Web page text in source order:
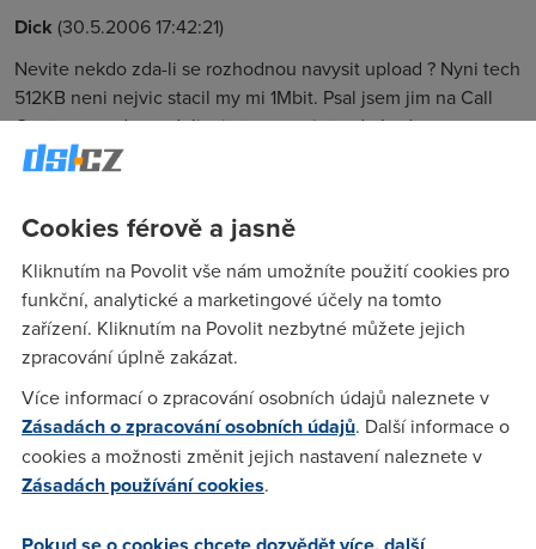
Dick (30.5.2006 17:42:21)
Nevite nekdo zda-li se rozhodnou navysit upload ? Nyni tech
512KB neni nejvic stacil my mi 1Mbit. Psal jsem jim na Call
Centrum a odpovedeli mi stroze ze je to do budoucna
mozny ze rychlost porad navysuji. To je jako bych se
upload neni lepsi.
Anonym(30.5.2006 20:31:23)
Ono je to také o tom, co daná technologie umožňuje. Takže
s nějakým zásadním navýšením uploadu u ADSL nepočítej,
nepatrně lepší to bude u ADSL2+
MJaxik(30.5.2006 22:00:17)
Cookies férově a jasně
Kliknutím na Povolit vše nám umožníte použití cookies pro
funkční, analytické a marketingové účely na tomto
zařízení. Kliknutím na Povolit nezbytné můžete jejich
zpracování úplně zakázat.
Více informací o zpracování osobních údajů naleznete v
Zásadách o zpracování osobních údajů. Další informace o
cookies a možnosti změnit jejich nastavení naleznete v
Zásadách používání cookies.